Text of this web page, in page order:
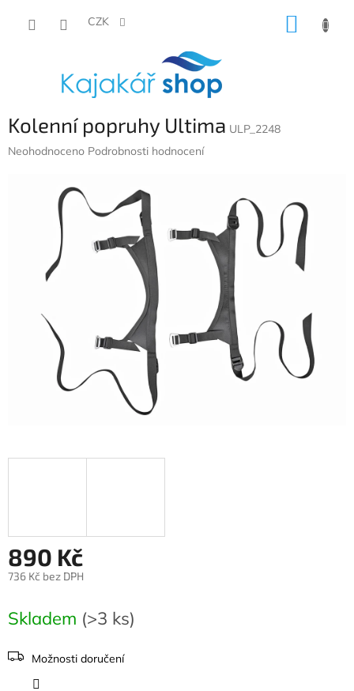
CZK
Kolenní popruhy Ultima ULP_2248
Průměrné
hvězdiček.
Neohodnoceno Podrobnosti hodnocení
890 Kč
736 Kč bez DPH
cena:
Skladem (>3 ks)
Možnosti doručení